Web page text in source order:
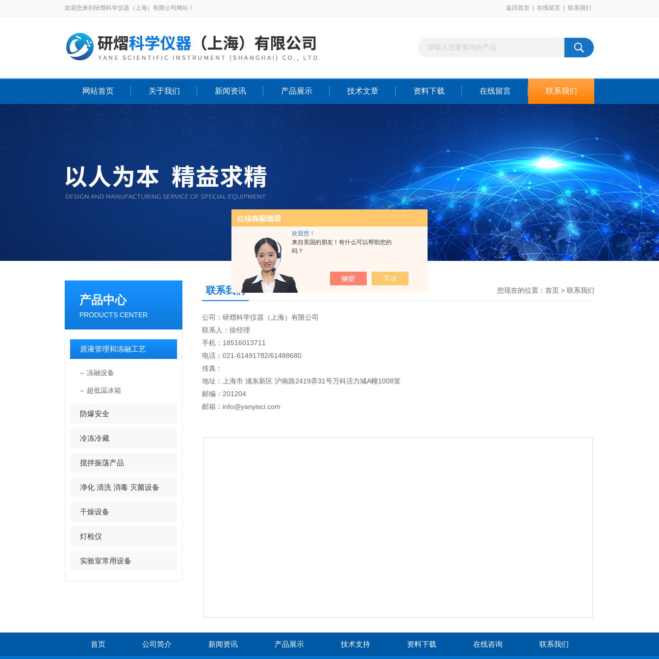
欢迎您！
来自美国的朋友！有什么可以帮助您的
吗？
欢迎您来到研熠科学仪器（上海）有限公司网站！ 返回首页 在线留言 联系我们
网站首页 关于我们 新闻资讯 产品展示 技术文章 资料下载 在线留言 联系我们
产品中心
PRODUCTS CENTER
原液管理和冻融工艺
冻融设备
超低温冰箱
防爆安全
冷冻冷藏
搅拌振荡产品
净化 清洗 消毒 灭菌设备
干燥设备
灯检仪
实验室常用设备
联系我们 您现在的位置： 首页 > 联系我们
公司：研熠科学仪器（上海）有限公司
联系人：徐经理
手机：18516013711
电话：021-61491782/61488680
传真：
地址：上海市 浦东新区 沪南路2419弄31号万科活力城A幢1008室
邮编：201204
邮箱：info@yanyisci.com
首页 公司简介 新闻资讯 产品展示 技术支持 资料下载 在线咨询 联系我们